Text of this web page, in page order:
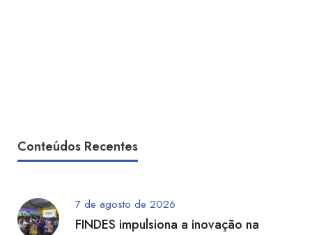
Conteúdos Recentes
7 de agosto de 2026
FINDES impulsiona a inovação na